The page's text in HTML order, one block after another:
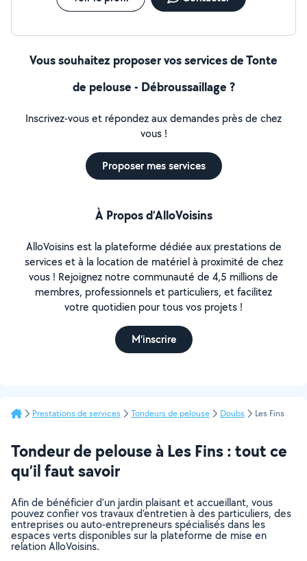
Vous souhaitez proposer vos services de Tonte
de pelouse - Débroussaillage ?
Inscrivez-vous et répondez aux demandes près de chez
vous !
Proposer mes services
À Propos d’AlloVoisins
AlloVoisins est la plateforme dédiée aux prestations de
services et à la location de matériel à proximité de chez
vous ! Rejoignez notre communauté de 4,5 millions de
membres, professionnels et particuliers, et facilitez
votre quotidien pour tous vos projets !
M'inscrire
Prestations de services Tondeurs de pelouse Doubs Les Fins
Tondeur de pelouse à Les Fins : tout ce
qu’il faut savoir
Afin de bénéficier d’un jardin plaisant et accueillant, vous
pouvez confier vos travaux d’entretien à des particuliers, des
entreprises ou auto-entrepreneurs spécialisés dans les
espaces verts disponibles sur la plateforme de mise en
relation AlloVoisins.